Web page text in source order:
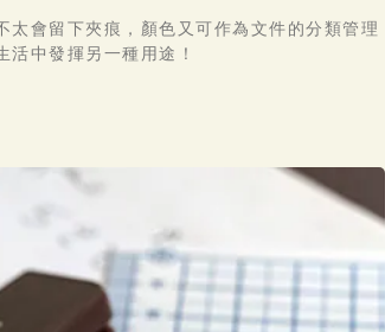
會留下夾痕，顏色又可作為文件的分類管
中發揮另一種用途！